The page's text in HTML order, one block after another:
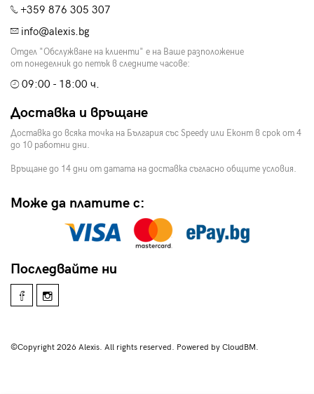
+359 876 305 307
info@alexis.bg
Отдел "Обслужване на клиенти" е на Ваше разположение
от понеделник до петък в следните часове:
09:00 - 18:00 ч.
Доставка и връщане
Доставка до всяка точка на България със Speedy или Еконт в срок от 4
до 10 работни дни.
Връщане до 14 дни от датата на доставка съгласно общите условия.
Може да платите с:
Последвайте ни
©Copyright 2026 Alexis. All rights reserved. Powered by CloudBM.